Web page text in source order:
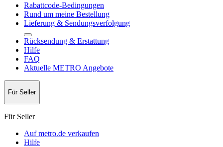
Rabattcode-Bedingungen
Rund um meine Bestellung
Lieferung & Sendungsverfolgung
Rücksendung & Erstattung
Hilfe
FAQ
Aktuelle METRO Angebote
Für Seller
Für Seller
Auf metro.de verkaufen
Hilfe